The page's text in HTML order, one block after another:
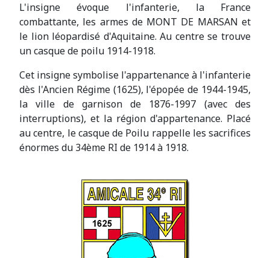
L'insigne évoque l'infanterie, la France
combattante, les armes de MONT DE MARSAN et
le lion léopardisé d'Aquitaine. Au centre se trouve
un casque de poilu 1914-1918.
Cet insigne symbolise l'appartenance à l'infanterie
dès l'Ancien Régime (1625), l'épopée de 1944-1945,
la ville de garnison de 1876-1997 (avec des
interruptions), et la région d'appartenance. Placé
au centre, le casque de Poilu rappelle les sacrifices
énormes du 34ème RI de 1914 à 1918.